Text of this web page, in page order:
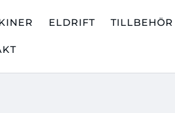
ELDRIFT TILLBEHÖR